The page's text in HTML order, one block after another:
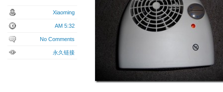
Xiaoming
AM 5:32
No Comments
永久链接